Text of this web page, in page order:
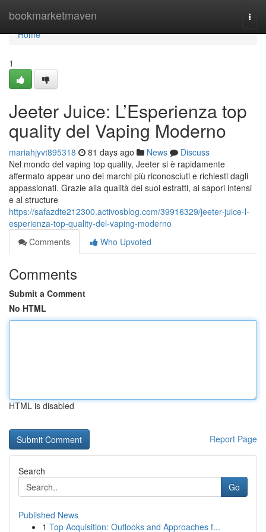
bookmarketmaven
Home
Home
1
Jeeter Juice: L’Esperienza top
quality del Vaping Moderno
mariahjyvt895318 81 days ago News
Discuss
Nel mondo del vaping top quality, Jeeter si è rapidamente
affermato appear uno dei marchi più riconosciuti e richiesti dagli
appassionati. Grazie alla qualità dei suoi estratti, ai sapori intensi
e al structure
https://safazdte212300.activosblog.com/39916329/jeeter-juice-l-
esperienza-top-quality-del-vaping-moderno
Comments
Who Upvoted
Comments
Submit a Comment
No HTML
HTML is disabled
Report Page
Search
Go
Published News
1 Top Acquisition: Outlooks and Approaches f...